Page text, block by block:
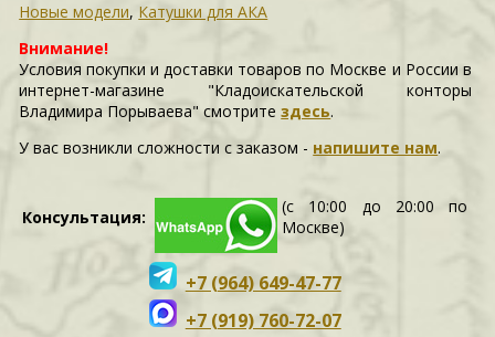
Новые модели, Катушки для АКА
Внимание!
Условия покупки и доставки товаров по Москве и России в
интернет-магазине "Кладоискательской конторы
Владимира Порываева" смотритездесь.
У вас возникли сложности c заказом - напишите нам.
Консультация:
(с 10:00 до 20:00 по
Москве)
+7 (964) 649-47-77
+7 (919) 760-72-07